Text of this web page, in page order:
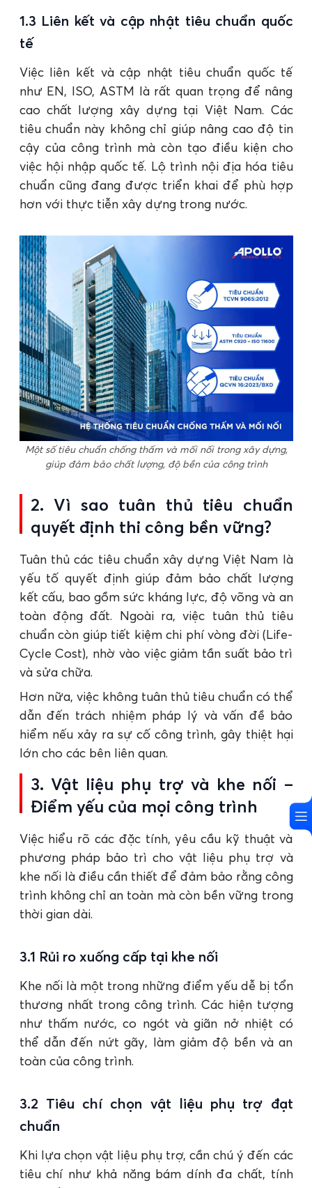
1.3 Liên kết và cập nhật tiêu chuẩn quốc
tế
Việc liên kết và cập nhật tiêu chuẩn quốc tế
như EN, ISO, ASTM là rất quan trọng để nâng
cao chất lượng xây dựng tại Việt Nam. Các
tiêu chuẩn này không chỉ giúp nâng cao độ tin
cậy của công trình mà còn tạo điều kiện cho
việc hội nhập quốc tế. Lộ trình nội địa hóa tiêu
chuẩn cũng đang được triển khai để phù hợp
hơn với thực tiễn xây dựng trong nước.
Một số tiêu chuẩn chống thấm và mối nối trong xây dựng,
giúp đảm bảo chất lượng, độ bền của công trình
2. Vì sao tuân thủ tiêu chuẩn
quyết định thi công bền vững?
Tuân thủ các tiêu chuẩn xây dựng Việt Nam là
yếu tố quyết định giúp đảm bảo chất lượng
kết cấu, bao gồm sức kháng lực, độ võng và an
toàn động đất. Ngoài ra, việc tuân thủ tiêu
chuẩn còn giúp tiết kiệm chi phí vòng đời (Life-
Cycle Cost), nhờ vào việc giảm tần suất bảo trì
và sửa chữa.
Hơn nữa, việc không tuân thủ tiêu chuẩn có thể
dẫn đến trách nhiệm pháp lý và vấn đề bảo
hiểm nếu xảy ra sự cố công trình, gây thiệt hại
lớn cho các bên liên quan.
3. Vật liệu phụ trợ và khe nối –
Điểm yếu của mọi công trình
Việc hiểu rõ các đặc tính, yêu cầu kỹ thuật và
phương pháp bảo trì cho vật liệu phụ trợ và
khe nối là điều cần thiết để đảm bảo rằng công
trình không chỉ an toàn mà còn bền vững trong
thời gian dài.
3.1 Rủi ro xuống cấp tại khe nối
Khe nối là một trong những điểm yếu dễ bị tổn
thương nhất trong công trình. Các hiện tượng
như thấm nước, co ngót và giãn nở nhiệt có
thể dẫn đến nứt gãy, làm giảm độ bền và an
toàn của công trình.
3.2 Tiêu chí chọn vật liệu phụ trợ đạt
chuẩn
Khi lựa chọn vật liệu phụ trợ, cần chú ý đến các
tiêu chí như khả năng bám dính đa chất, tính